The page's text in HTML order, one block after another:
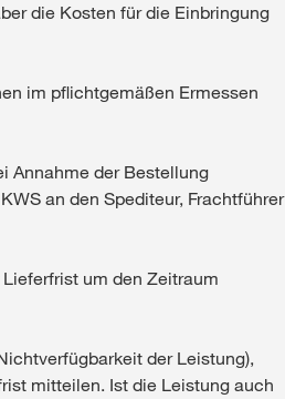
die Kosten für die Einbringung
im pflichtgemäßen Ermessen
Annahme der Bestellung
an den Spediteur, Frachtführer
um den Zeitraum
der Leistung),
mitteilen. Ist die Leistung auch